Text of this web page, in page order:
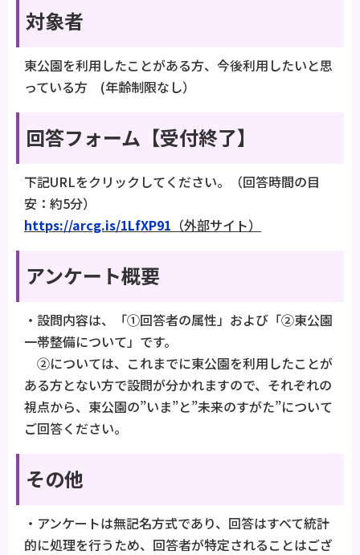
対象者
東公園を利用したことがある方、今後利用したいと思
っている方 (年齢制限なし）
回答フォーム【受付終了】
下記URLをクリックしてください。（回答時間の目
安：約5分）
https://arcg.is/1LfXP91 （外部サイト）
アンケート概要
・設問内容は、「①回答者の属性」および「②東公園
一帯整備について」です。
②については、これまでに東公園を利用したことが
ある方とない方で設問が分かれますので、それぞれの
視点から、東公園の”いま”と”未来のすがた”について
ご回答ください。
その他
・アンケートは無記名方式であり、回答はすべて統計
的に処理を行うため、回答者が特定されることはござ